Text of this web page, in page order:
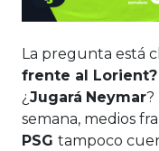
La pregunta está
frente al Lorient?
¿ Jugará Neymar?
semana, medios
PSG tampoco